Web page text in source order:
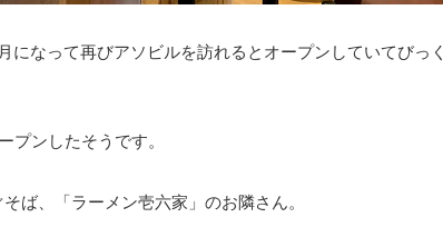
になって再びアソビルを訪れるとオープンしていてびっく
プンしたそうです。
そば、「ラーメン壱六家」のお隣さん。